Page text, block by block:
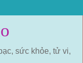
sức khỏe, tử vi,